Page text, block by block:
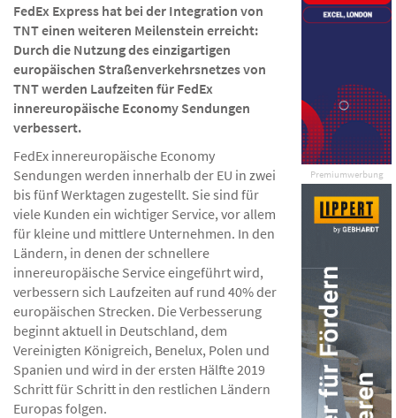
Premiumwerbung
FedEx Express hat bei der Integration von
TNT einen weiteren Meilenstein erreicht:
Durch die Nutzung des einzigartigen
europäischen Straßenverkehrsnetzes von
TNT werden Laufzeiten für FedEx
innereuropäische Economy Sendungen
verbessert.
FedEx innereuropäische Economy
Sendungen werden innerhalb der EU in zwei
bis fünf Werktagen zugestellt. Sie sind für
viele Kunden ein wichtiger Service, vor allem
für kleine und mittlere Unternehmen. In den
Ländern, in denen der schnellere
innereuropäische Service eingeführt wird,
verbessern sich Laufzeiten auf rund 40% der
europäischen Strecken. Die Verbesserung
beginnt aktuell in Deutschland, dem
Vereinigten Königreich, Benelux, Polen und
Spanien und wird in der ersten Hälfte 2019
Schritt für Schritt in den restlichen Ländern
Europas folgen.